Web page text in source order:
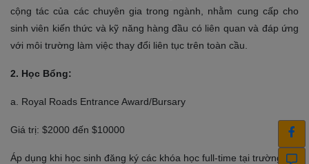
cộng tác của các chuyên gia trong ngành, nhằm cung cấp cho
sinh viên kiến ​​thức và kỹ năng hàng đầu có liên quan và đáp ứng
với môi trường làm việc thay đổi liên tục trên toàn cầu.
2. Học Bổng:
a. Royal Roads Entrance Award/Bursary
Giá trị: $2000 đến $10000
Áp dụng khi học sinh đăng ký các khóa học full-time tại trường